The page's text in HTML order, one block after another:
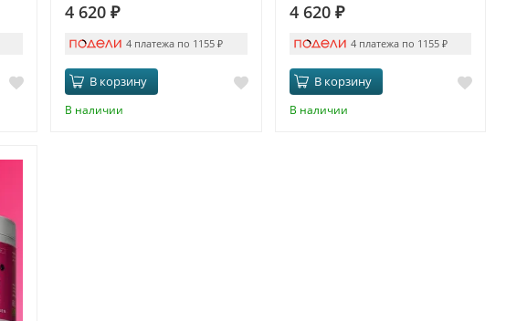
4 620₽
4 платежа по 1155 ₽
В корзину
В наличии
4 620 ₽
4 платежа по 1155₽
В корзину
В наличии